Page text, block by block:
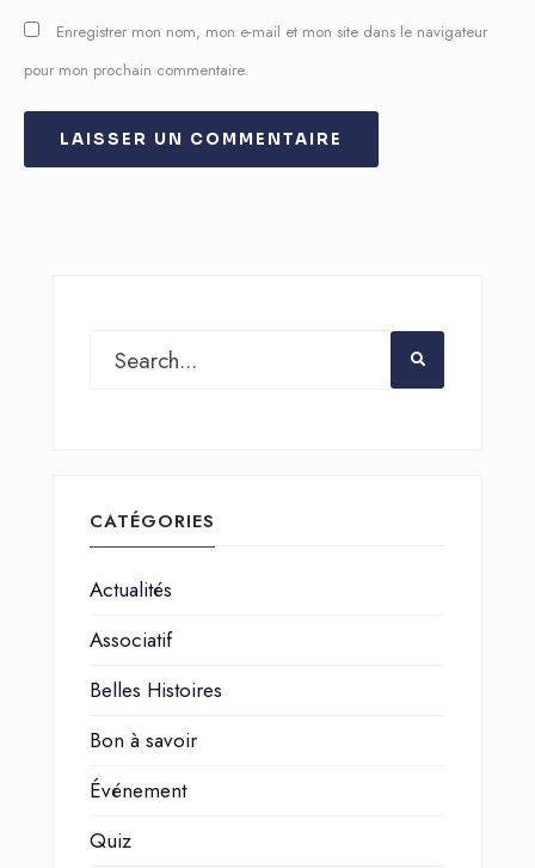
Enregistrer mon nom, mon e-mail et mon site dans le navigateur
pour mon prochain commentaire.
CATÉGORIES
Actualités
Associatif
Belles Histoires
Bon à savoir
Événement
Quiz